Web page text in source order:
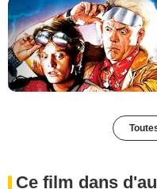
Ce film dans